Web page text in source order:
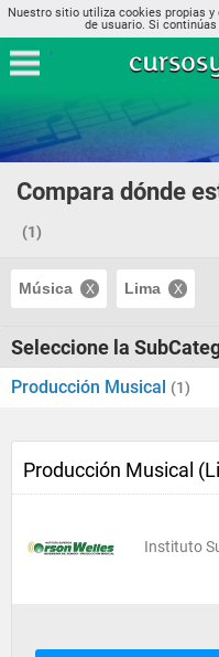
Nuestro sitio utiliza cookies propias
de usuario. Si
Compara dónde
(1)
Música Lima
Seleccione la
Producción Musical (1)
Producción Musical
Instituto